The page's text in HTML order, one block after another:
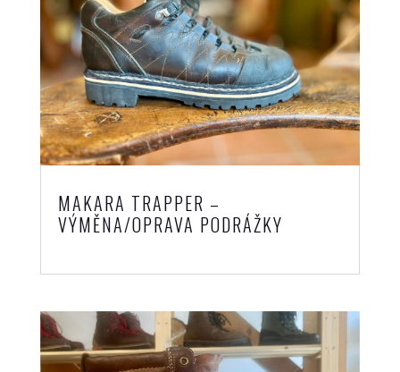
MAKARA TRAPPER –
VÝMĚNA/OPRAVA PODRÁŽKY